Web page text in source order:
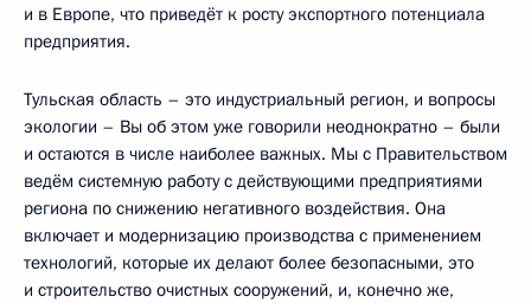
и в Европе, что приведёт к росту экспортного потенциала
предприятия.
Тульская область – это индустриальный регион, и вопросы
экологии – Вы об этом уже говорили неоднократно – были
и остаются в числе наиболее важных. Мы с Правительством
ведём системную работу с действующими предприятиями
региона по снижению негативного воздействия. Она
включает и модернизацию производства с применением
технологий, которые их делают более безопасными, это
и строительство очистных сооружений, и, конечно же,